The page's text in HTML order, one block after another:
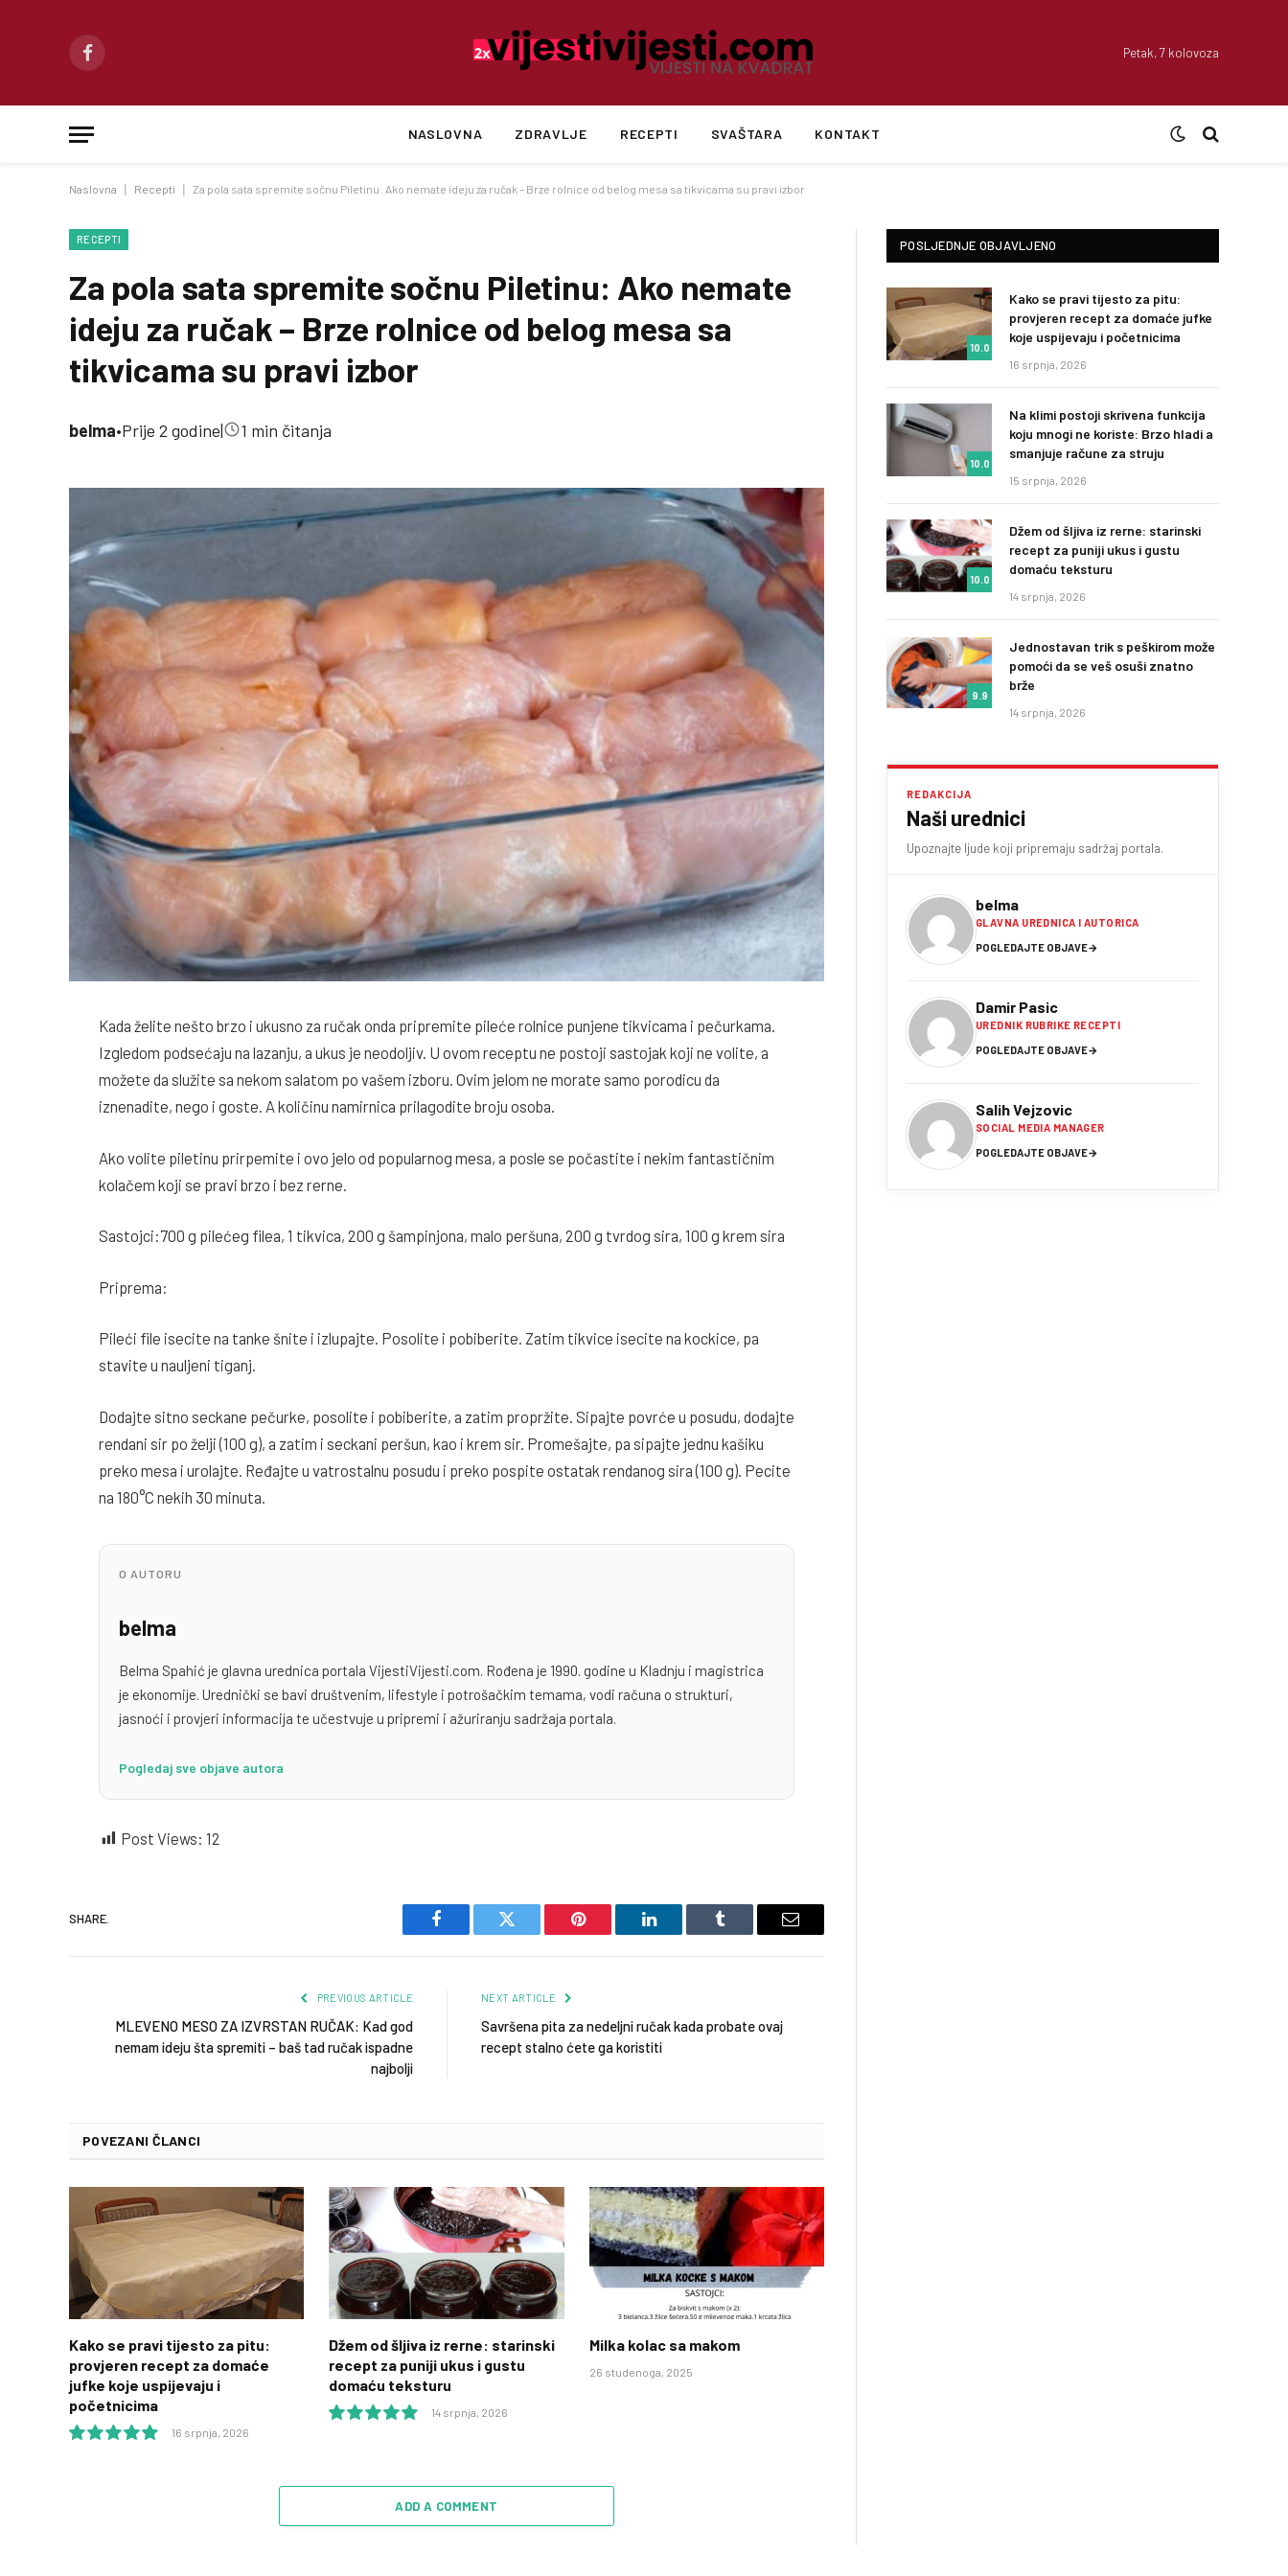
Facebook
Petak, 7 kolovoza
NASLOVNA ZDRAVLJE RECEPTI SVAŠTARA KONTAKT
Naslovna Recepti Za pola sata spremite sočnu Piletinu: Ako nemate ideju za ručak – Brze rolnice od belog mesa sa tikvicama su pravi izbor
RECEPTI
Za pola sata spremite sočnu Piletinu: Ako nemate
ideju za ručak – Brze rolnice od belog mesa sa
tikvicama su pravi izbor
belma•Prije 2 godine| 1 min čitanja
Kada želite nešto brzo i ukusno za ručak onda pripremite pileće rolnice punjene tikvicama i pečurkama.
Izgledom podsećaju na lazanju, a ukus je neodoljiv. U ovom receptu ne postoji sastojak koji ne volite, a
možete da služite sa nekom salatom po vašem izboru. Ovim jelom ne morate samo porodicu da
iznenadite, nego i goste. A količinu namirnica prilagodite broju osoba.
Ako volite piletinu prirpemite i ovo jelo od popularnog mesa, a posle se počastite i nekim fantastičnim
kolačem koji se pravi brzo i bez rerne.
Sastojci:700 g pilećeg filea, 1 tikvica, 200 g šampinjona, malo peršuna, 200 g tvrdog sira, 100 g krem sira
Priprema:
Pileći file isecite na tanke šnite i izlupajte. Posolite i pobiberite. Zatim tikvice isecite na kockice, pa
stavite u nauljeni tiganj.
Dodajte sitno seckane pečurke, posolite i pobiberite, a zatim propržite. Sipajte povrće u posudu, dodajte
rendani sir po želji (100 g), a zatim i seckani peršun, kao i krem sir. Promešajte, pa sipajte jednu kašiku
preko mesa i urolajte. Ređajte u vatrostalnu posudu i preko pospite ostatak rendanog sira (100 g). Pecite
na 180°C nekih 30 minuta.
O AUTORU
belma
Belma Spahić je glavna urednica portala VijestiVijesti.com. Rođena je 1990. godine u Kladnju i magistrica
je ekonomije. Urednički se bavi društvenim, lifestyle i potrošačkim temama, vodi računa o strukturi,
jasnoći i provjeri informacija te učestvuje u pripremi i ažuriranju sadržaja portala.
Pogledaj sve objave autora
Post Views: 12
SHARE.
Facebook Twitter Pinterest LinkedIn Tumblr Email
PREVIOUS ARTICLE
MLEVENO MESO ZA IZVRSTAN RUČAK: Kad god
nemam ideju šta spremiti – baš tad ručak ispadne
najbolji
NEXT ARTICLE
Savršena pita za nedeljni ručak kada probate ovaj
recept stalno ćete ga koristiti
POVEZANI ČLANCI
Kako se pravi tijesto za pitu:
provjeren recept za domaće
jufke koje uspijevaju i
početnicima
16 srpnja, 2026
Džem od šljiva iz rerne: starinski
recept za puniji ukus i gustu
domaću teksturu
14 srpnja, 2026
Milka kolac sa makom
26 studenoga, 2025
ADD A COMMENT
POSLJEDNJE OBJAVLJENO
10.0
Kako se pravi tijesto za pitu:
provjeren recept za domaće jufke
koje uspijevaju i početnicima
16 srpnja, 2026
10.0
Na klimi postoji skrivena funkcija
koju mnogi ne koriste: Brzo hladi a
smanjuje račune za struju
15 srpnja, 2026
10.0
Džem od šljiva iz rerne: starinski
recept za puniji ukus i gustu
domaću teksturu
14 srpnja, 2026
9.9
Jednostavan trik s peškirom može
pomoći da se veš osuši znatno
brže
14 srpnja, 2026
REDAKCIJA
Naši urednici
Upoznajte ljude koji pripremaju sadržaj portala.
belma
GLAVNA UREDNICA I AUTORICA
POGLEDAJTE OBJAVE→
Damir Pasic
UREDNIK RUBRIKE RECEPTI
POGLEDAJTE OBJAVE→
Salih Vejzovic
SOCIAL MEDIA MANAGER
POGLEDAJTE OBJAVE→